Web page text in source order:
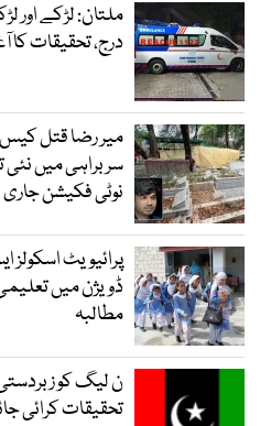
ملتان: لڑکے اور
درج، تحقیقات کا
میر رضا قتل
سربراہی میں
نوٹی فکیشن جاری
پرائیویٹ اسکولز
ڈویژن میں
مطالبہ
ن لیگ کو
تحقیقات کرائی